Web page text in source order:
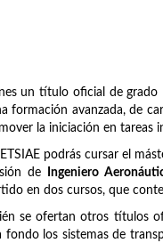
un título oficial de grado
formación avanzada, de
la iniciación en tareas
podrás cursar el
de
Ingeniero
en dos cursos, que
se ofertan otros títulos
fondo los sistemas de